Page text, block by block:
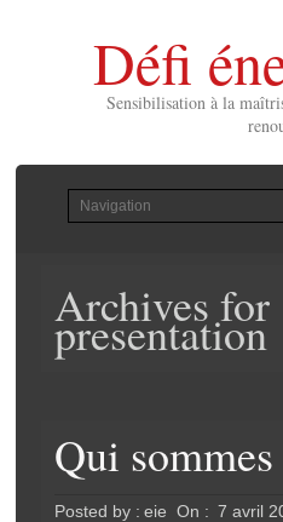
Défi
Sensibilisation à la
Archives for
presentation
Qui
Posted by : eie On : 7 avril